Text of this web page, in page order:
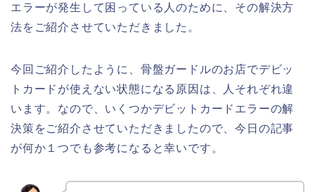
エラーが発生して困っている人のために、その解決方
法をご紹介させていただきました。
今回ご紹介したように、骨盤ガードルのお店でデビッ
トカードが使えない状態になる原因は、人それぞれ違
います。なので、いくつかデビットカードエラーの解
決策をご紹介させていただきましたので、今日の記事
が何か１つでも参考になると幸いです。